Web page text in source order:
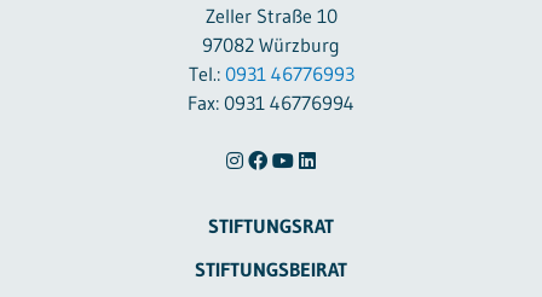
Zeller Straße 10
97082 Würzburg
Tel.: 0931 46776993
Fax: 0931 46776994
STIFTUNGSRAT
STIFTUNGSBEIRAT